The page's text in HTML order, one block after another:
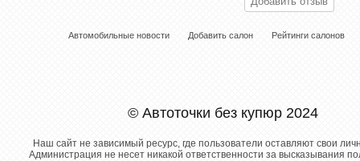
Автомобильные новости Добавить салон Рейтинги салонов
© Автоточки без купюр 2024
Наш сайт не зависимый ресурс, где пользователи оставляют свои
Администрация не несет никакой ответственности за высказывания